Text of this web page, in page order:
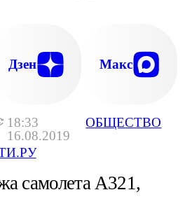
18:33
16.08.2019
ОБЩЕСТВО
Дзен Макс
самолета А321,